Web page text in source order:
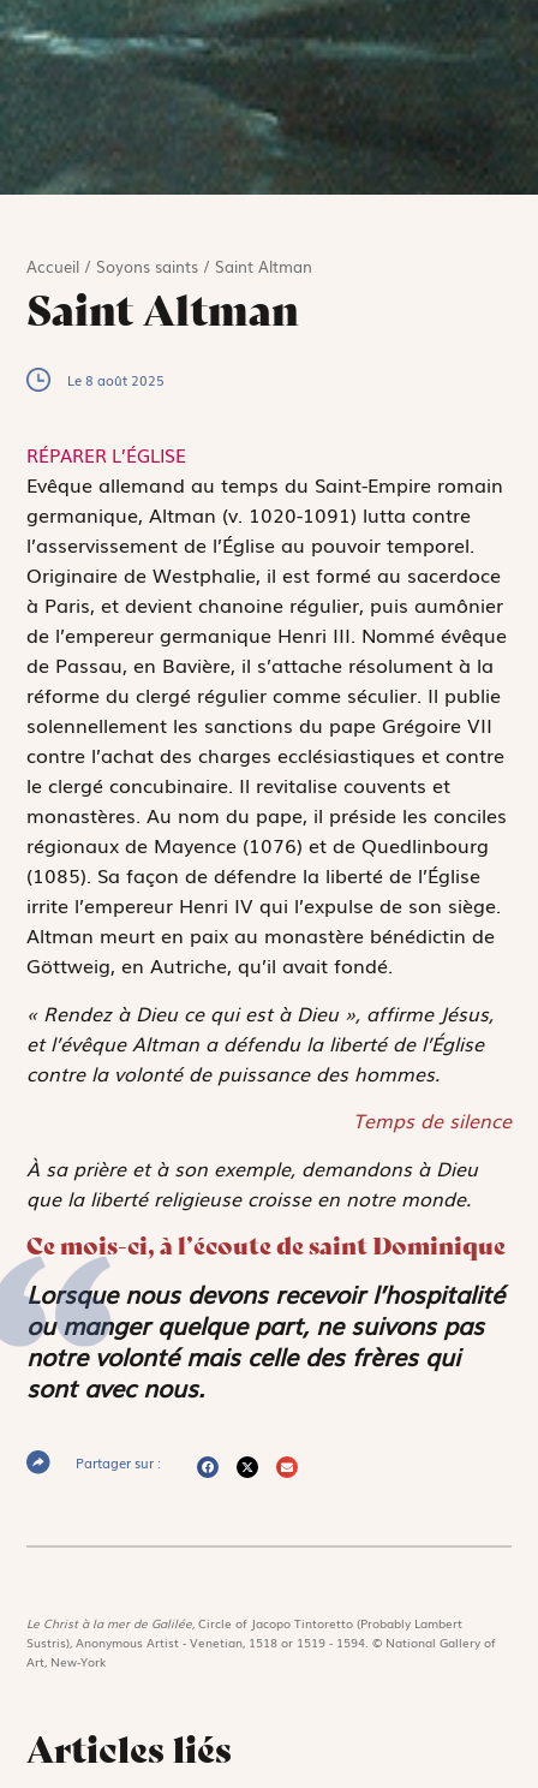
Accueil / Soyons saints / Saint Altman
Saint Altman
Le 8 août 2025
RÉPARER L’ÉGLISE
Evêque allemand au temps du Saint-Empire romain
germanique, Altman (v. 1020-1091) lutta contre
l’asservissement de l’Église au pouvoir temporel.
Originaire de Westphalie, il est formé au sacerdoce
à Paris, et devient chanoine régulier, puis aumônier
de l’empereur germanique Henri III. Nommé évêque
de Passau, en Bavière, il s’attache résolument à la
réforme du clergé régulier comme séculier. Il publie
solennellement les sanctions du pape Grégoire VII
contre l’achat des charges ecclésiastiques et contre
le clergé concubinaire. Il revitalise couvents et
monastères. Au nom du pape, il préside les conciles
régionaux de Mayence (1076) et de Quedlinbourg
(1085). Sa façon de défendre la liberté de l’Église
irrite l’empereur Henri IV qui l’expulse de son siège.
Altman meurt en paix au monastère bénédictin de
Göttweig, en Autriche, qu’il avait fondé.
« Rendez à Dieu ce qui est à Dieu », affirme Jésus,
et l’évêque Altman a défendu la liberté de l’Église
contre la volonté de puissance des hommes.
Temps de silence
À sa prière et à son exemple, demandons à Dieu
que la liberté religieuse croisse en notre monde.
Ce mois-ci, à l’écoute de saint Dominique
Lorsque nous devons recevoir l’hospitalité
ou manger quelque part, ne suivons pas
notre volonté mais celle des frères qui
sont avec nous.
Partager sur :
Le Christ à la mer de Galilée,Circle of Jacopo Tintoretto (Probably Lambert
Sustris), Anonymous Artist - Venetian, 1518 or 1519 - 1594. © National Gallery of
Art, New-York
Articles liés